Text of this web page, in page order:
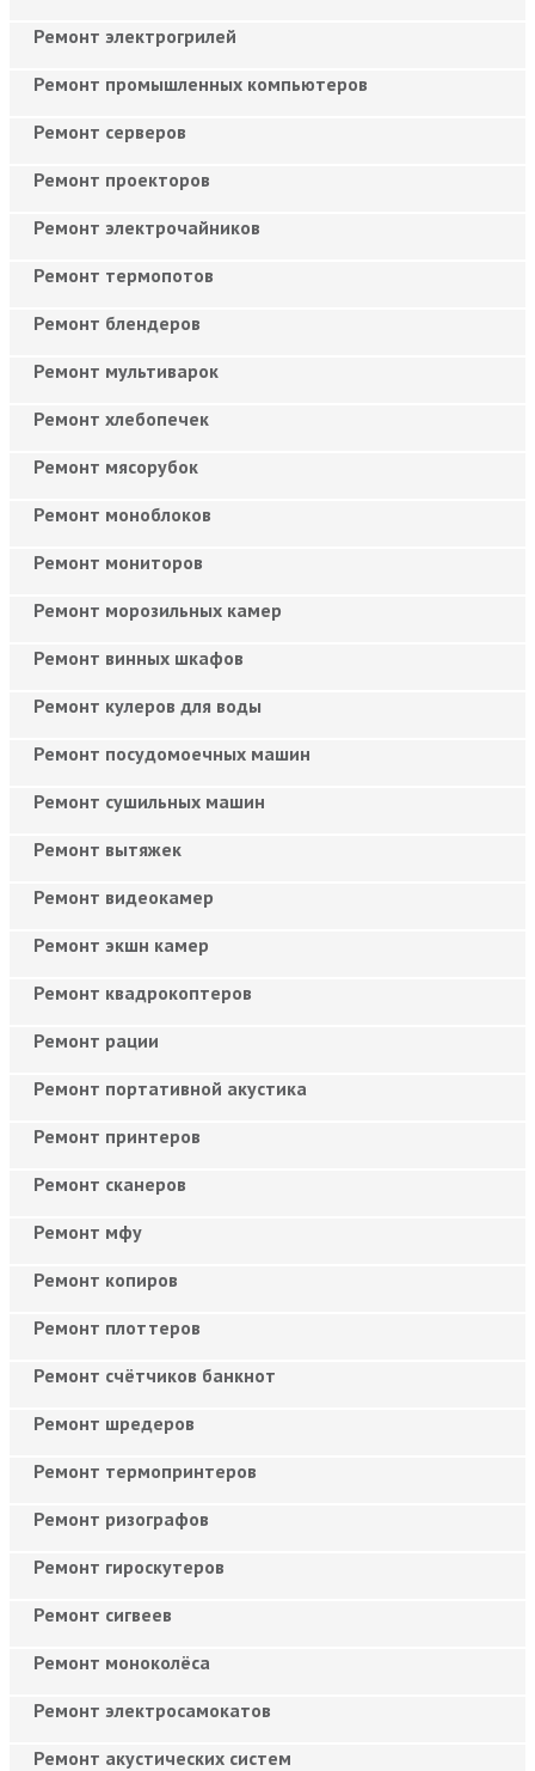
Ремонт электрогрилей
Ремонт промышленных компьютеров
Ремонт серверов
Ремонт проекторов
Ремонт электрочайников
Ремонт термопотов
Ремонт блендеров
Ремонт мультиварок
Ремонт хлебопечек
Ремонт мясорубок
Ремонт моноблоков
Ремонт мониторов
Ремонт морозильных камер
Ремонт винных шкафов
Ремонт кулеров для воды
Ремонт посудомоечных машин
Ремонт сушильных машин
Ремонт вытяжек
Ремонт видеокамер
Ремонт экшн камер
Ремонт квадрокоптеров
Ремонт рации
Ремонт портативной акустика
Ремонт принтеров
Ремонт сканеров
Ремонт мфу
Ремонт копиров
Ремонт плоттеров
Ремонт счётчиков банкнот
Ремонт шредеров
Ремонт термопринтеров
Ремонт ризографов
Ремонт гироскутеров
Ремонт сигвеев
Ремонт моноколёса
Ремонт электросамокатов
Ремонт акустических систем